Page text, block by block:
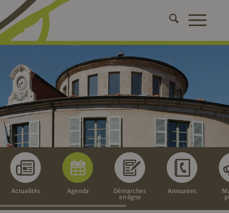
Actualités Agenda
Démarches
en ligne
Annuaires